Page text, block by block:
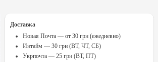
Доставка
Новая Почта — от 30 грн (ежедневно)
Интайм — 30 грн (ВТ, ЧТ, СБ)
Укрпочта — 25 грн (ВТ, ПТ)